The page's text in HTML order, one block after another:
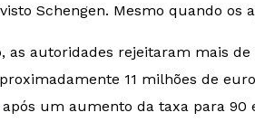
Schengen. Mesmo quando os
as autoridades rejeitaram mais
11 milhões de
após um aumento da taxa para 90